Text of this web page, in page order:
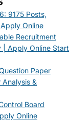
9175 Posts,
Online
Recruitment
Apply Online Start
Paper
&
Board
Online